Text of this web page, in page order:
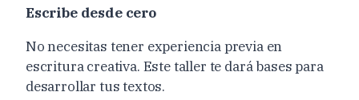
Escribe desde cero
No necesitas tener experiencia previa en
escritura creativa. Este taller te dará bases para
desarrollar tus textos.